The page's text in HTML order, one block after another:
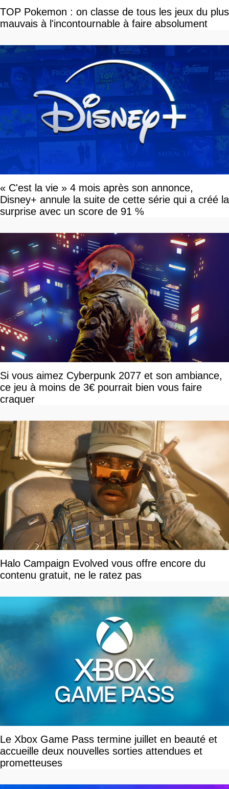
TOP Pokemon : on classe de tous les jeux du plus
mauvais à l'incontournable à faire absolument
« C'est la vie » 4 mois après son annonce,
Disney+ annule la suite de cette série qui a créé la
surprise avec un score de 91 %
Si vous aimez Cyberpunk 2077 et son ambiance,
ce jeu à moins de 3€ pourrait bien vous faire
craquer
Halo Campaign Evolved vous offre encore du
contenu gratuit, ne le ratez pas
Le Xbox Game Pass termine juillet en beauté et
accueille deux nouvelles sorties attendues et
prometteuses